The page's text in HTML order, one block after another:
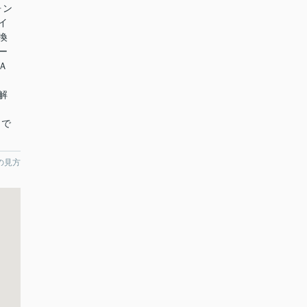
ン
見方